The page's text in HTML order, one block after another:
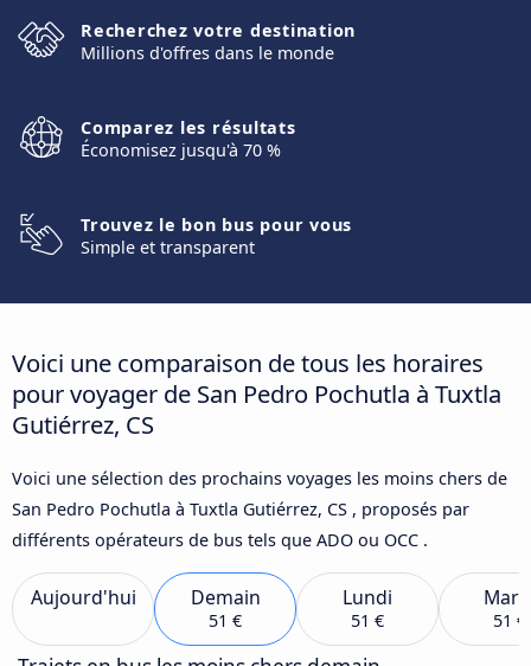
Recherchez votre destination
Millions d'offres dans le monde
Comparez les résultats
Économisez jusqu'à 70 %
Trouvez le bon bus pour vous
Simple et transparent
Voici une comparaison de tous les horaires
pour voyager de San Pedro Pochutla à Tuxtla
Gutiérrez, CS
Voici une sélection des prochains voyages les moins chers de
San Pedro Pochutla à Tuxtla Gutiérrez, CS , proposés par
différents opérateurs de bus tels que ADO ou OCC .
Aujourd'hui Demain
51 €
Lundi
51 € 51 €